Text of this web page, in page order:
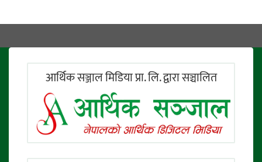
आर्थिक सञ्जाल मिडिया प्रा. लि. द्वारा सञ्चालित